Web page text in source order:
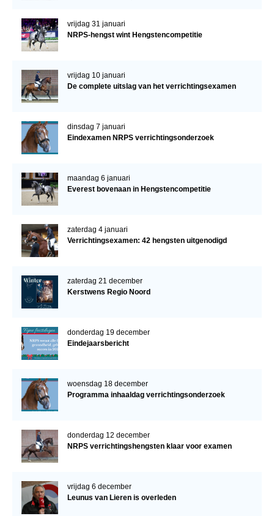
vrijdag 31 januari
NRPS-hengst wint Hengstencompetitie
vrijdag 10 januari
De complete uitslag van het verrichtingsexamen
dinsdag 7 januari
Eindexamen NRPS verrichtingsonderzoek
maandag 6 januari
Everest bovenaan in Hengstencompetitie
zaterdag 4 januari
Verrichtingsexamen: 42 hengsten uitgenodigd
zaterdag 21 december
Kerstwens Regio Noord
donderdag 19 december
Eindejaarsbericht
woensdag 18 december
Programma inhaaldag verrichtingsonderzoek
donderdag 12 december
NRPS verrichtingshengsten klaar voor examen
vrijdag 6 december
Leunus van Lieren is overleden